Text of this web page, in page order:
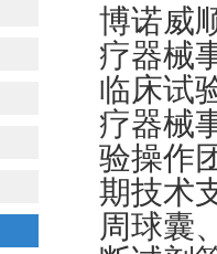
博诺威
疗器械
临床试
疗器械
验操作
期技术
周球囊